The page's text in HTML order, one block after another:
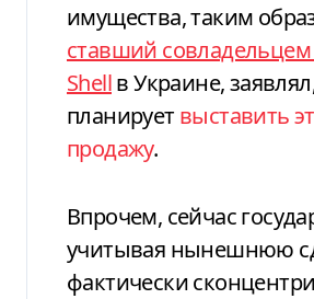
имущества, таким
ставший
Shellв Украине,
планируетвыставить
продажу.
Впрочем, сейчас
учитывая нынешнюю
фактически